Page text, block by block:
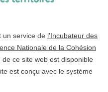
un service de l'Incubateur des
Nationale de la Cohésion
de ce site web est disponible
est conçu avec le système